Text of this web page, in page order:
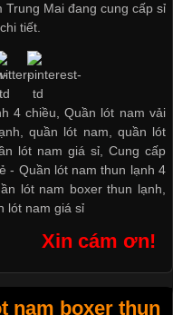
Trung Mai đang cung cấp sỉ
tiết.
4 chiều, Quần lót nam vải
quần lót nam, quần lót
lót nam giá sỉ, Cung cấp
- Quần lót nam thun lạnh 4
lót nam boxer thun lạnh
lót nam giá sỉ
Xin cám ơn!
nam boxer thun